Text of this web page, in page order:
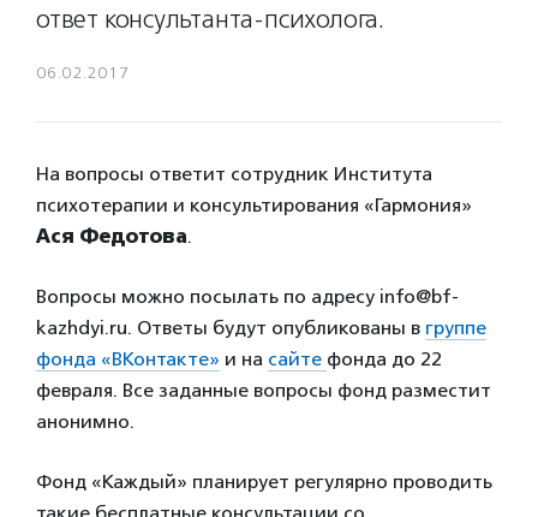
ответ консультанта-психолога.
06.02.2017
На вопросы ответит сотрудник Института
психотерапии и консультирования «Гармония»
Ася Федотова.
Вопросы можно посылать по адресу info@bf-
kazhdyi.ru. Ответы будут опубликованы в группе
фонда «ВКонтакте» и на сайте фонда до 22
февраля. Все заданные вопросы фонд разместит
анонимно.
Фонд «Каждый» планирует регулярно проводить